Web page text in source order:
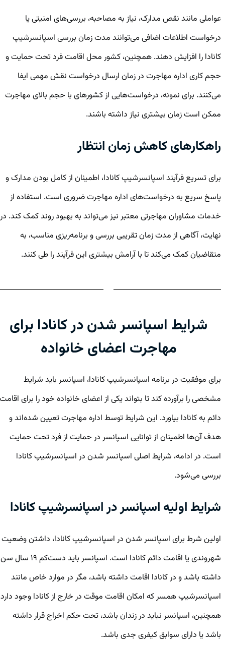
عواملی مانند نقص مدارک، نیاز به مصاحبه، بررسی‌های امنیتی یا
درخواست اطلاعات اضافی می‌توانند مدت زمان بررسی اسپانسرشیپ
کانادا را افزایش دهند. همچنین، کشور محل اقامت فرد تحت حمایت و
حجم کاری اداره مهاجرت در زمان ارسال درخواست نقش مهمی ایفا
می‌کنند. برای نمونه، درخواست‌هایی از کشورهای با حجم بالای مهاجرت
ممکن است زمان بیشتری نیاز داشته باشند.
راهکارهای کاهش زمان انتظار
برای تسریع فرآیند اسپانسرشیپ کانادا، اطمینان از کامل بودن مدارک و
پاسخ سریع به درخواست‌های اداره مهاجرت ضروری است. استفاده از
خدمات مشاوران مهاجرتی معتبر نیز می‌تواند به بهبود روند کمک کند. در
نهایت، آگاهی از مدت زمان تقریبی بررسی و برنامه‌ریزی مناسب، به
متقاضیان کمک می‌کند تا با آرامش بیشتری این فرآیند را طی کنند.
شرایط اسپانسر شدن در کانادا برای
مهاجرت اعضای خانواده
برای موفقیت در برنامه اسپانسرشیپ کانادا، اسپانسر باید شرایط
مشخصی را برآورده کند تا بتواند یکی از اعضای خانواده خود را برای اقامت
دائم به کانادا بیاورد. این شرایط توسط اداره مهاجرت تعیین شده‌اند و
هدف آن‌ها اطمینان از توانایی اسپانسر در حمایت از فرد تحت حمایت
است. در ادامه، شرایط اصلی اسپانسر شدن در اسپانسرشیپ کانادا
بررسی می‌شود.
شرایط اولیه اسپانسر در اسپانسرشیپ کانادا
اولین شرط برای اسپانسر شدن در اسپانسرشیپ کانادا، داشتن وضعیت
شهروندی یا اقامت دائم کانادا است. اسپانسر باید دست‌کم ۱۹ سال سن
داشته باشد و در کانادا اقامت داشته باشد، مگر در موارد خاص مانند
اسپانسرشیپ همسر که امکان اقامت موقت در خارج از کانادا وجود دارد.
همچنین، اسپانسر نباید در زندان باشد، تحت حکم اخراج قرار داشته
باشد یا دارای سوابق کیفری جدی باشد.